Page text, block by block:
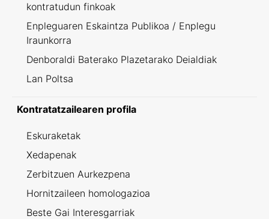
kontratudun finkoak
Enpleguaren Eskaintza Publikoa / Enplegu
Iraunkorra
Denboraldi Baterako Plazetarako Deialdiak
Lan Poltsa
Kontratatzailearen profila
Eskuraketak
Xedapenak
Zerbitzuen Aurkezpena
Hornitzaileen homologazioa
Beste Gai Interesgarriak